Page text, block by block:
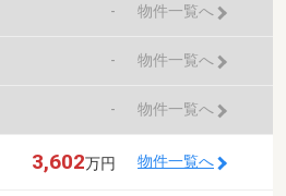
- 物件一覧へ
- 物件一覧へ
- 物件一覧へ
3,602万円 物件一覧へ